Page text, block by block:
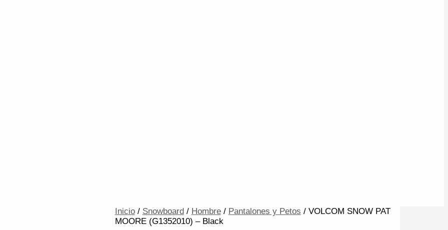
Inicio/ Snowboard / Hombre/ Pantalones y Petos / VOLCOM SNOW PAT
MOORE (G1352010) – Black